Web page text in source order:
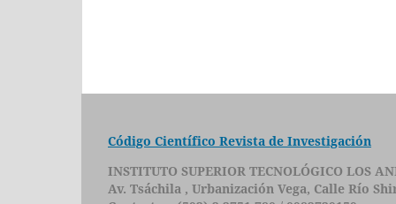
Código Científico Revista de Investigación
INSTITUTO SUPERIOR TECNOLÓGICO LOS
Av. Tsáchila , Urbanización Vega, Calle Río